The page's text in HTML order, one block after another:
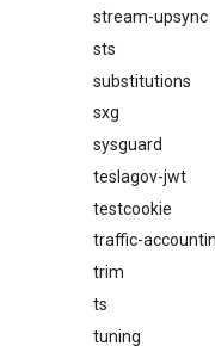
stream-upsync
sts
substitutions
sxg
sysguard
teslagov-jwt
testcookie
traffic-
trim
ts
tuning